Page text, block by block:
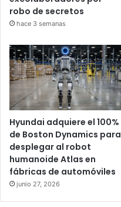
robo de secretos
hace 3 semanas
Hyundai adquiere el 100%
de Boston Dynamics para
desplegar al robot
humanoide Atlas en
fábricas de automóviles
junio 27, 2026